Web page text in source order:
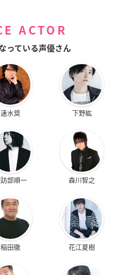
ACTOR
っている声優さん
速水奨 下野紘
部順一 森川智之
稲田徹 花江夏樹